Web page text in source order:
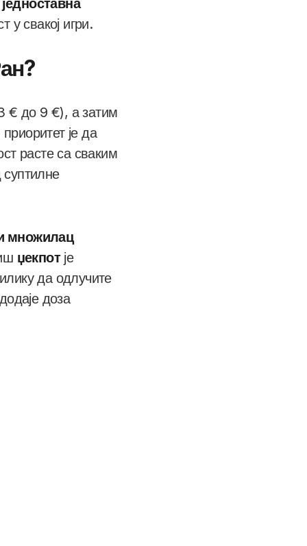
једноставна
у свакој игри.
€ до 9 €), а затим
је да
расте са сваким
множилац
џекпотје
да одлучите
доза